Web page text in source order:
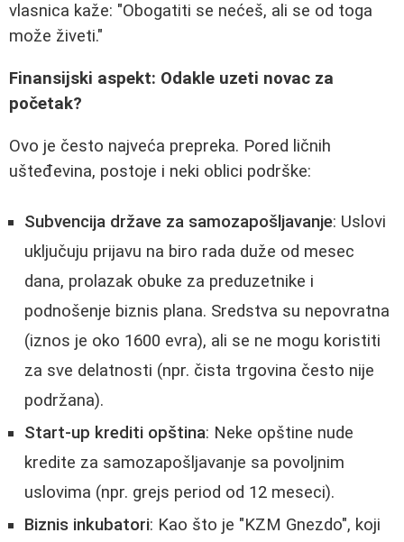
vlasnica kaže: "Obogatiti se nećeš, ali se od toga
može živeti."
Finansijski aspekt: Odakle uzeti novac za
početak?
Ovo je često najveća prepreka. Pored ličnih
ušteđevina, postoje i neki oblici podrške:
Subvencija države za samozapošljavanje: Uslovi
uključuju prijavu na biro rada duže od mesec
dana, prolazak obuke za preduzetnike i
podnošenje biznis plana. Sredstva su nepovratna
(iznos je oko 1600 evra), ali se ne mogu koristiti
za sve delatnosti (npr. čista trgovina često nije
podržana).
Start-up krediti opština: Neke opštine nude
kredite za samozapošljavanje sa povoljnim
uslovima (npr. grejs period od 12 meseci).
Biznis inkubatori: Kao što je "KZM Gnezdo", koji